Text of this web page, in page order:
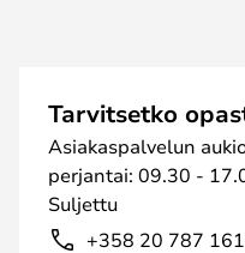
Tarvitsetko
Asiakaspalvelun
perjantai: 09.30 -
Suljettu
+358 20 787